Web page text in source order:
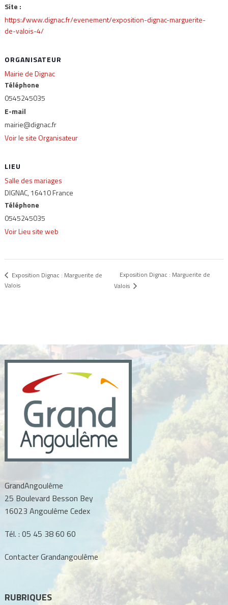
Site :
https://www.dignac.fr/evenement/exposition-dignac-marguerite-
de-valois-4/
LIEU
Salle des mariages
DIGNAC,16410France
Téléphone
0545245035
Voir Lieu site web
ORGANISATEUR
Mairie de Dignac
Téléphone
0545245035
E-mail
mairie@dignac.fr
Voir le site Organisateur
Exposition Dignac : Marguerite de
Valois
Exposition Dignac : Marguerite de
Valois
GrandAngoulême
25 Boulevard Besson Bey
16023 Angoulême Cedex
Tél. : 05 45 38 60 60
Contacter Grandangoulême
RUBRIQUES